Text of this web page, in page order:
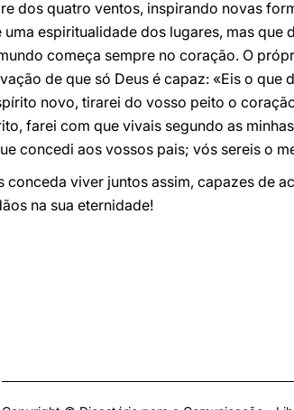
dos quatro ventos, inspirando novas
espiritualidade dos lugares, mas
começa sempre no coração. O
de que só Deus é capaz: «Eis o
novo, tirarei do vosso peito o
farei com que vivais segundo as
concedi aos vossos pais; vós sereis o
conceda viver juntos assim, capazes de
na sua eternidade!